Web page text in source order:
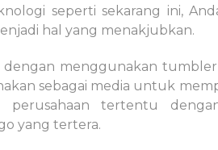
seperti sekarang ini,
hal yang menakjubkan.
dengan menggunakan tumbler
sebagai media untuk
tertentu
yang tertera.